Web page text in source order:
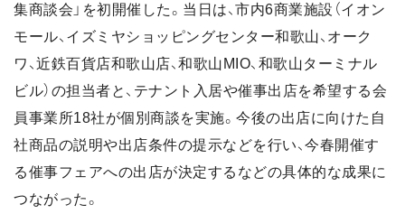
集商談会」を初開催した。当日は、市内6商業施設（イオン
モール、イズミヤショッピングセンター和歌山、オーク
ワ、近鉄百貨店和歌山店、和歌山MIO、和歌山ターミナル
ビル）の担当者と、テナント入居や催事出店を希望する会
員事業所18社が個別商談を実施。今後の出店に向けた自
社商品の説明や出店条件の提示などを行い、今春開催す
る催事フェアへの出店が決定するなどの具体的な成果に
つながった。